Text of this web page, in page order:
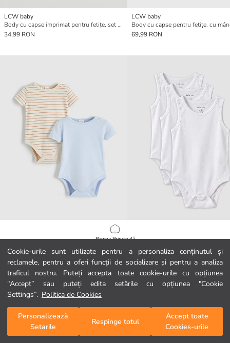
Cookie-urile sunt utilizate pentru a personaliza conținutul și
reclamele, pentru a oferi funcții de socializare și pentru a analiza
traficul nostru. Puteți accepta toate cookie-urile cu opțiunea
"Accept” sau puteți edita setările cu opțiunea "Cookie
Settings”. Politica de Cookies
Personalizează
Setarile
Respinge totul
Accept toate
Cookies-urile
Pagina Principală
Categorii
Coșul meu
LCW baby
Body cu capse imprimat pentru fetițe, set de 2 bucăți
34,99 RON
LCW baby
69,99 RON
Set de body-uri din două piese cu închidere prin capse pentru băieți.
29,99 RON
59,99 RON